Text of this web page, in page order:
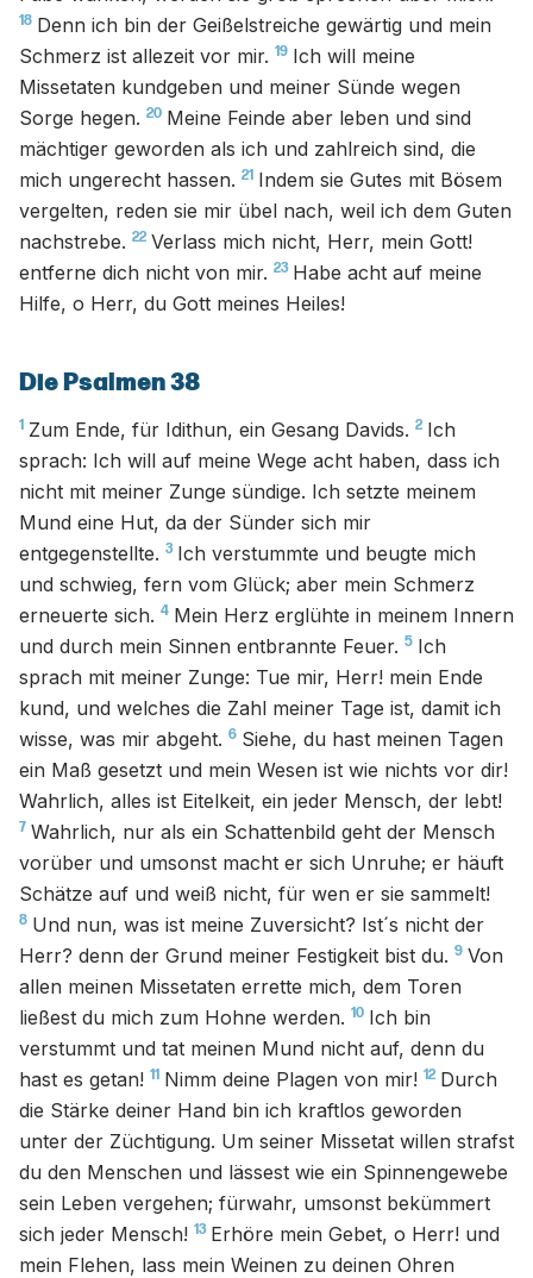
18 Denn ich bin der Geißelstreiche gewärtig und mein
Schmerz ist allezeit vor mir. 19 Ich will meine
Missetaten kundgeben und meiner Sünde wegen
Sorge hegen. 20 Meine Feinde aber leben und sind
mächtiger geworden als ich und zahlreich sind, die
mich ungerecht hassen. 21 Indem sie Gutes mit Bösem
vergelten, reden sie mir übel nach, weil ich dem Guten
nachstrebe. 22 Verlass mich nicht, Herr, mein Gott!
entferne dich nicht von mir. 23 Habe acht auf meine
Hilfe, o Herr, du Gott meines Heiles!
Die Psalmen 38
1 Zum Ende, für Idithun, ein Gesang Davids. 2 Ich
sprach: Ich will auf meine Wege acht haben, dass ich
nicht mit meiner Zunge sündige. Ich setzte meinem
Mund eine Hut, da der Sünder sich mir
entgegenstellte. 3 Ich verstummte und beugte mich
und schwieg, fern vom Glück; aber mein Schmerz
erneuerte sich. 4 Mein Herz erglühte in meinem Innern
und durch mein Sinnen entbrannte Feuer. 5 Ich
sprach mit meiner Zunge: Tue mir, Herr! mein Ende
kund, und welches die Zahl meiner Tage ist, damit ich
wisse, was mir abgeht. 6 Siehe, du hast meinen Tagen
ein Maß gesetzt und mein Wesen ist wie nichts vor dir!
Wahrlich, alles ist Eitelkeit, ein jeder Mensch, der lebt!
7 Wahrlich, nur als ein Schattenbild geht der Mensch
vorüber und umsonst macht er sich Unruhe; er häuft
Schätze auf und weiß nicht, für wen er sie sammelt!
8 Und nun, was ist meine Zuversicht? Ist´s nicht der
Herr? denn der Grund meiner Festigkeit bist du. 9 Von
allen meinen Missetaten errette mich, dem Toren
ließest du mich zum Hohne werden. 10 Ich bin
verstummt und tat meinen Mund nicht auf, denn du
hast es getan! 11 Nimm deine Plagen von mir! 12 Durch
die Stärke deiner Hand bin ich kraftlos geworden
unter der Züchtigung. Um seiner Missetat willen strafst
du den Menschen und lässest wie ein Spinnengewebe
sein Leben vergehen; fürwahr, umsonst bekümmert
sich jeder Mensch! 13 Erhöre mein Gebet, o Herr! und
mein Flehen, lass mein Weinen zu deinen Ohren